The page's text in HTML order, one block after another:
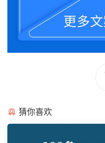
猜你喜欢